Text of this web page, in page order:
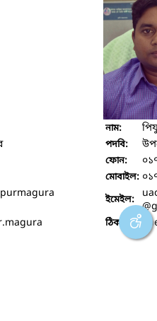
নাম:
পদবি:
ফোন:
মোবাইল:
ইমেইল:
ঠিকানা :